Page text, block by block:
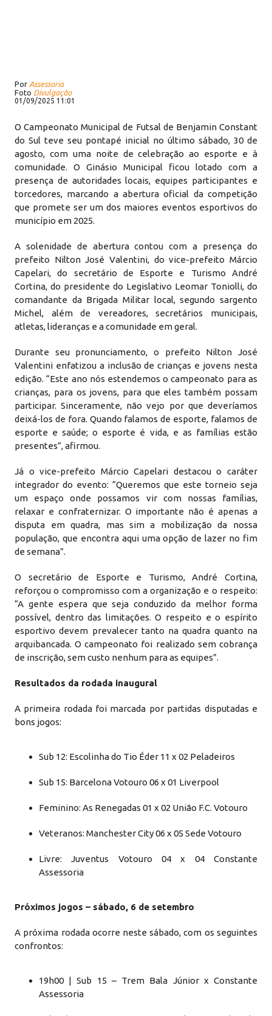
Por Assessoria
Foto Divulgação
01/09/2025 11:01
O Campeonato Municipal de Futsal de Benjamin Constant
do Sul teve seu pontapé inicial no último sábado, 30 de
agosto, com uma noite de celebração ao esporte e à
comunidade. O Ginásio Municipal ficou lotado com a
presença de autoridades locais, equipes participantes e
torcedores, marcando a abertura oficial da competição
que promete ser um dos maiores eventos esportivos do
município em 2025.
A solenidade de abertura contou com a presença do
prefeito Nilton José Valentini, do vice-prefeito Márcio
Capelari, do secretário de Esporte e Turismo André
Cortina, do presidente do Legislativo Leomar Toniolli, do
comandante da Brigada Militar local, segundo sargento
Michel, além de vereadores, secretários municipais,
atletas, lideranças e a comunidade em geral.
Durante seu pronunciamento, o prefeito Nilton José
Valentini enfatizou a inclusão de crianças e jovens nesta
edição. “Este ano nós estendemos o campeonato para as
crianças, para os jovens, para que eles também possam
participar. Sinceramente, não vejo por que deveríamos
deixá-los de fora. Quando falamos de esporte, falamos de
esporte e saúde; o esporte é vida, e as famílias estão
presentes”, afirmou.
Já o vice-prefeito Márcio Capelari destacou o caráter
integrador do evento: “Queremos que este torneio seja
um espaço onde possamos vir com nossas famílias,
relaxar e confraternizar. O importante não é apenas a
disputa em quadra, mas sim a mobilização da nossa
população, que encontra aqui uma opção de lazer no fim
de semana”.
O secretário de Esporte e Turismo, André Cortina,
reforçou o compromisso com a organização e o respeito:
“A gente espera que seja conduzido da melhor forma
possível, dentro das limitações. O respeito e o espírito
esportivo devem prevalecer tanto na quadra quanto na
arquibancada. O campeonato foi realizado sem cobrança
de inscrição, sem custo nenhum para as equipes”.
Resultados da rodada inaugural
A primeira rodada foi marcada por partidas disputadas e
bons jogos:
Sub 12: Escolinha do Tio Éder 11 x 02 Peladeiros
Sub 15: Barcelona Votouro 06 x 01 Liverpool
Feminino: As Renegadas 01 x 02 União F.C. Votouro
Veteranos: Manchester City 06 x 05 Sede Votouro
Livre: Juventus Votouro 04 x 04 Constante
Assessoria
Próximos jogos – sábado, 6 de setembro
A próxima rodada ocorre neste sábado, com os seguintes
confrontos:
19h00 | Sub 15 – Trem Bala Júnior x Constante
Assessoria